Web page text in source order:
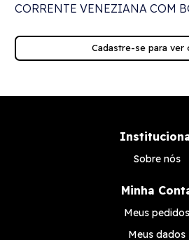
CORRENTE VENEZIANA COM
Cadastre-se para ver
Sobre nós
Minha
Meus pedidos
Meus dados